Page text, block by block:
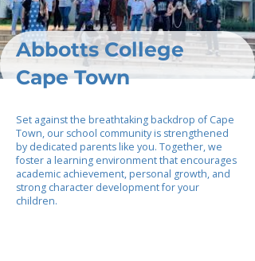
Abbotts College
Cape Town
Set against the breathtaking backdrop of Cape
Town, our school community is strengthened
by dedicated parents like you. Together, we
foster a learning environment that encourages
academic achievement, personal growth, and
strong character development for your
children.